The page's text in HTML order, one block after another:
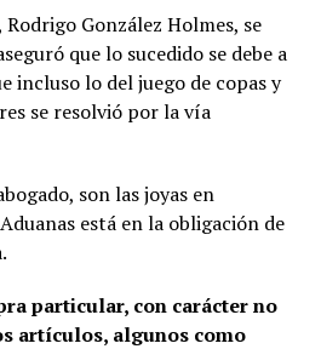
González Holmes, se
que lo sucedido se debe a
incluso lo del juego de copas y
se resolvió por la vía
son las joyas en
está en la obligación de
particular, con carácter no
artículos, algunos como